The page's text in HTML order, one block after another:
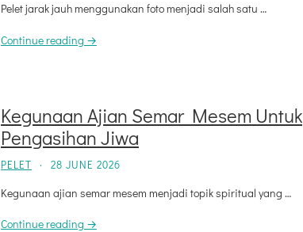
Pelet jarak jauh menggunakan foto menjadi salah satu …
Continue reading →
Kegunaan Ajian Semar Mesem Untuk
Pengasihan Jiwa
PELET · 28 JUNE 2026
Kegunaan ajian semar mesem menjadi topik spiritual yang …
Continue reading →